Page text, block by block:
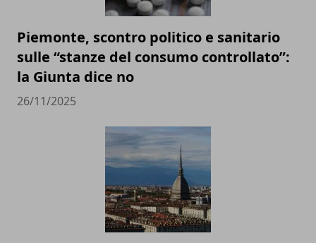
Piemonte, scontro politico e sanitario
sulle “stanze del consumo controllato”:
la Giunta dice no
26/11/2025